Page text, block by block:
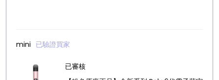
mini 已驗證買家
已審核